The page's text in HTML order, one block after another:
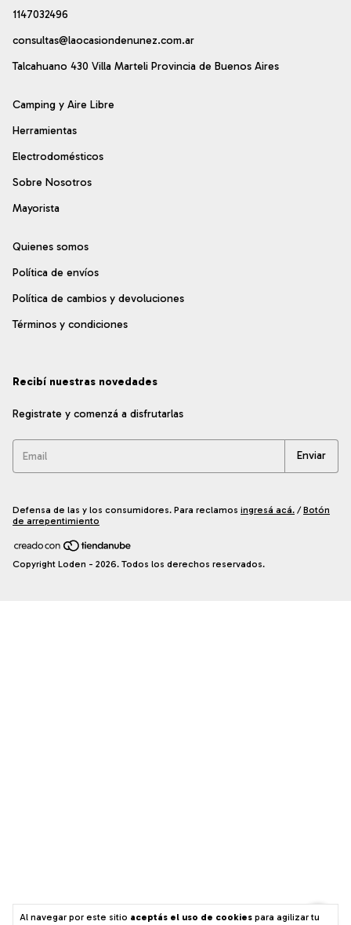
Al navegar por este sitio aceptás el uso de cookies para agilizar tu
1147032496
consultas@laocasiondenunez.com.ar
Talcahuano 430 Villa Marteli Provincia de Buenos Aires
Camping y Aire Libre
Herramientas
Electrodomésticos
Sobre Nosotros
Mayorista
Quienes somos
Política de envíos
Política de cambios y devoluciones
Términos y condiciones
Recibí nuestras novedades
Registrate y comenzá a disfrutarlas
Defensa de las y los consumidores. Para reclamos ingresá acá. / Botón
de arrepentimiento
Copyright Loden - 2026. Todos los derechos reservados.